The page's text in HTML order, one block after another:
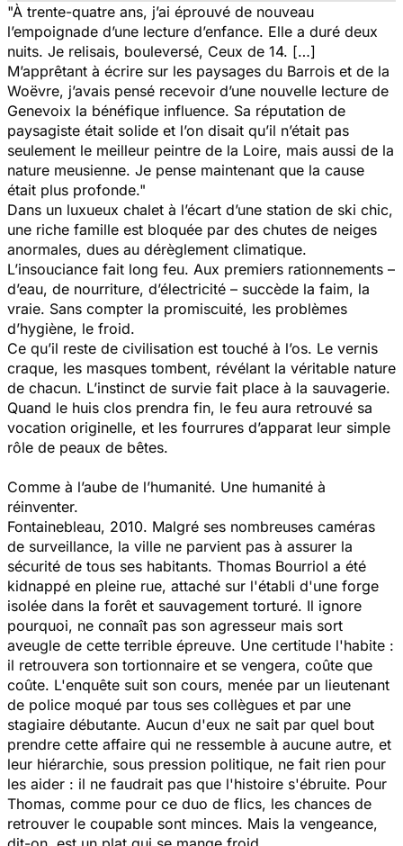
"À trente-quatre ans, j’ai éprouvé de nouveau
l’empoignade d’une lecture d’enfance. Elle a duré deux
nuits. Je relisais, bouleversé, Ceux de 14. […]
M’apprêtant à écrire sur les paysages du Barrois et de la
Woëvre, j’avais pensé recevoir d’une nouvelle lecture de
Genevoix la bénéfique influence. Sa réputation de
paysagiste était solide et l’on disait qu’il n’était pas
seulement le meilleur peintre de la Loire, mais aussi de la
nature meusienne. Je pense maintenant que la cause
était plus profonde."
Dans un luxueux chalet à l’écart d’une station de ski chic,
une riche famille est bloquée par des chutes de neiges
anormales, dues au dérèglement climatique.
L’insouciance fait long feu. Aux premiers rationnements –
d’eau, de nourriture, d’électricité – succède la faim, la
vraie. Sans compter la promiscuité, les problèmes
d’hygiène, le froid.
Ce qu’il reste de civilisation est touché à l’os. Le vernis
craque, les masques tombent, révélant la véritable nature
de chacun. L’instinct de survie fait place à la sauvagerie.
Quand le huis clos prendra fin, le feu aura retrouvé sa
vocation originelle, et les fourrures d’apparat leur simple
rôle de peaux de bêtes.
Comme à l’aube de l’humanité. Une humanité à
réinventer.
Fontainebleau, 2010. Malgré ses nombreuses caméras
de surveillance, la ville ne parvient pas à assurer la
sécurité de tous ses habitants. Thomas Bourriol a été
kidnappé en pleine rue, attaché sur l'établi d'une forge
isolée dans la forêt et sauvagement torturé. Il ignore
pourquoi, ne connaît pas son agresseur mais sort
aveugle de cette terrible épreuve. Une certitude l'habite :
il retrouvera son tortionnaire et se vengera, coûte que
coûte. L'enquête suit son cours, menée par un lieutenant
de police moqué par tous ses collègues et par une
stagiaire débutante. Aucun d'eux ne sait par quel bout
prendre cette affaire qui ne ressemble à aucune autre, et
leur hiérarchie, sous pression politique, ne fait rien pour
les aider : il ne faudrait pas que l'histoire s'ébruite. Pour
Thomas, comme pour ce duo de flics, les chances de
retrouver le coupable sont minces. Mais la vengeance,